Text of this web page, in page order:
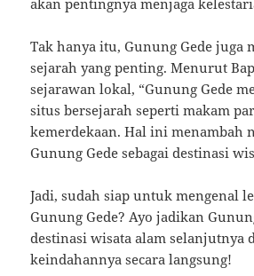
akan pentingnya menjaga
Tak hanya itu, Gunung Gede
sejarah yang penting. Menurut
sejarawan lokal, “Gunung Gede
situs bersejarah seperti makam
kemerdekaan. Hal ini menambah
Gunung Gede sebagai destinasi
Jadi, sudah siap untuk mengenal
Gunung Gede? Ayo jadikan
destinasi wisata alam selanjutnya
keindahannya secara langsung!